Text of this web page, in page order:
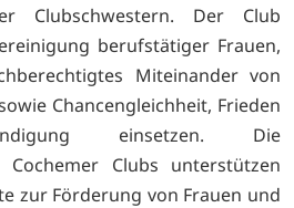
Clubschwestern. Der Club
berufstätiger Frauen,
Miteinander von
Chancengleichheit, Frieden
einsetzen. Die
Clubs unterstützen
zur Förderung von Frauen und